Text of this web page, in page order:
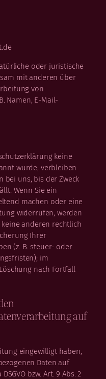
oder juristische
mit anderen über
von
Namen, E-Mail-
keine
wurde, verbleiben
bei uns, bis der Zweck
Wenn Sie ein
machen oder eine
widerrufen, werden
anderen rechtlich
Ihrer
(z. B. steuer- oder
im
nach Fortfall
auf
eingewilligt haben,
Daten auf
bzw. Art. 9 Abs. 2